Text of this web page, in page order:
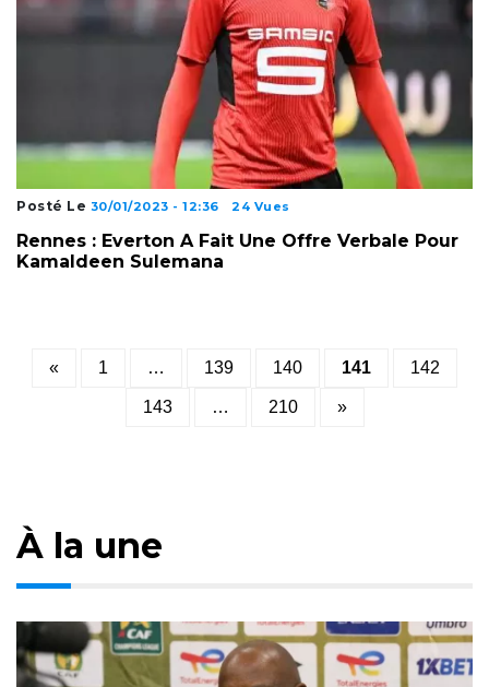
Posté Le 30/01/2023 - 12:36 24 Vues
Rennes : Everton A Fait Une Offre Verbale Pour
Kamaldeen Sulemana
Posts
pagination
« 1 … 139 140 141 142
143 … 210 »
À la une